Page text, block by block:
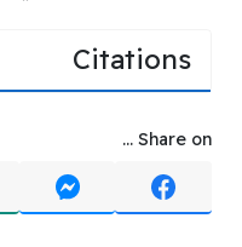
Citations
Share on ...